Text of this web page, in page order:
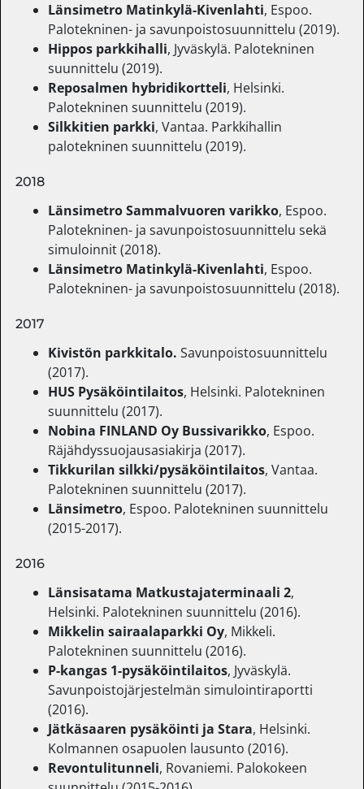
Länsimetro Matinkylä-Kivenlahti, Espoo.
Palotekninen- ja savunpoistosuunnittelu (2019).
Hippos parkkihalli, Jyväskylä. Palotekninen
suunnittelu (2019).
Reposalmen hybridikortteli, Helsinki.
Palotekninen suunnittelu (2019).
Silkkitien parkki, Vantaa. Parkkihallin
palotekninen suunnittelu (2019).
2018
Länsimetro Sammalvuoren varikko, Espoo.
Palotekninen- ja savunpoistosuunnittelu sekä
simuloinnit (2018).
Länsimetro Matinkylä-Kivenlahti, Espoo.
Palotekninen- ja savunpoistosuunnittelu (2018).
2017
Kivistön parkkitalo. Savunpoistosuunnittelu
(2017).
HUS Pysäköintilaitos, Helsinki. Palotekninen
suunnittelu (2017).
Nobina FINLAND Oy Bussivarikko, Espoo.
Räjähdyssuojausasiakirja (2017).
Tikkurilan silkki/pysäköintilaitos, Vantaa.
Palotekninen suunnittelu (2017).
Länsimetro, Espoo. Palotekninen suunnittelu
(2015-2017).
2016
Länsisatama Matkustajaterminaali 2,
Helsinki. Palotekninen suunnittelu (2016).
Mikkelin sairaalaparkki Oy, Mikkeli.
Palotekninen suunnittelu (2016).
P-kangas 1-pysäköintilaitos, Jyväskylä.
Savunpoistojärjestelmän simulointiraportti
(2016).
Jätkäsaaren pysäköinti ja Stara, Helsinki.
Kolmannen osapuolen lausunto (2016).
Revontulitunneli, Rovaniemi. Palokokeen